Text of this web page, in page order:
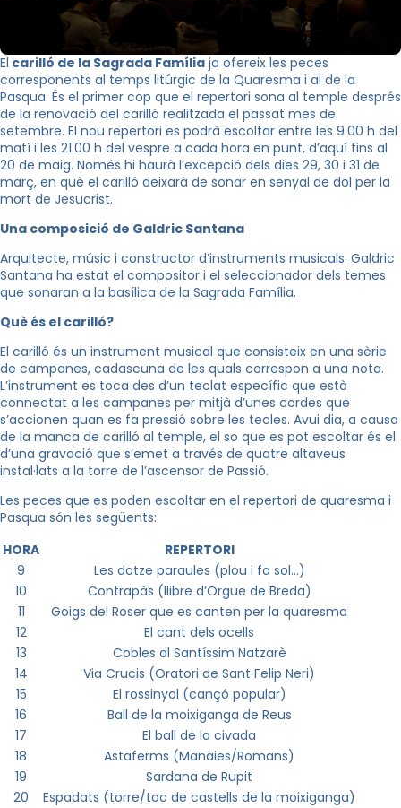
El carilló de la Sagrada Família ja ofereix les peces
corresponents al temps litúrgic de la Quaresma i al de la
Pasqua. És el primer cop que el repertori sona al temple després
de la renovació del carilló realitzada el passat mes de
setembre. El nou repertori es podrà escoltar entre les 9.00 h del
matí i les 21.00 h del vespre a cada hora en punt, d’aquí fins al
20 de maig. Només hi haurà l’excepció dels dies 29, 30 i 31 de
març, en què el carilló deixarà de sonar en senyal de dol per la
mort de Jesucrist.
Una composició de Galdric Santana
Arquitecte, músic i constructor d’instruments musicals. Galdric
Santana ha estat el compositor i el seleccionador dels temes
que sonaran a la basílica de la Sagrada Família.
Què és el carilló?
El carilló és un instrument musical que consisteix en una sèrie
de campanes, cadascuna de les quals correspon a una nota.
L’instrument es toca des d’un teclat específic que està
connectat a les campanes per mitjà d’unes cordes que
s’accionen quan es fa pressió sobre les tecles. Avui dia, a causa
de la manca de carilló al temple, el so que es pot escoltar és el
d’una gravació que s’emet a través de quatre altaveus
instal·lats a la torre de l’ascensor de Passió.
Les peces que es poden escoltar en el repertori de quaresma i
Pasqua són les següents:
HORA
REPERTORI
9
Les dotze paraules (plou i fa sol…)
10
Contrapàs (llibre d’Orgue de Breda)
11
Goigs del Roser que es canten per la quaresma
12
El cant dels ocells
13
Cobles al Santíssim Natzarè
14
Via Crucis (Oratori de Sant Felip Neri)
15
El rossinyol (cançó popular)
16
Ball de la moixiganga de Reus
17
El ball de la civada
18
Astaferms (Manaies/Romans)
19
Sardana de Rupit
20
Espadats (torre/toc de castells de la moixiganga)